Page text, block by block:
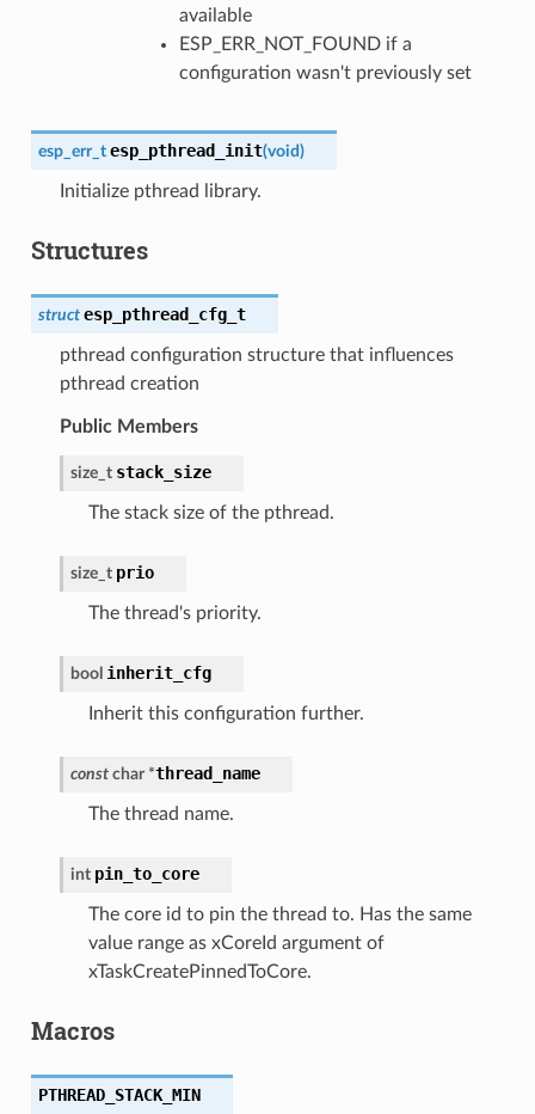
available
ESP_ERR_NOT_FOUND if a
configuration wasn't previously set
esp_err_t esp_pthread_init(void)
Initialize pthread library.
Structures
struct esp_pthread_cfg_t
pthread configuration structure that influences
pthread creation
Public Members
size_t stack_size
The stack size of the pthread.
size_t prio
The thread's priority.
bool inherit_cfg
Inherit this configuration further.
const char *thread_name
The thread name.
int pin_to_core
The core id to pin the thread to. Has the same
value range as xCoreId argument of
xTaskCreatePinnedToCore.
Macros
PTHREAD_STACK_MIN